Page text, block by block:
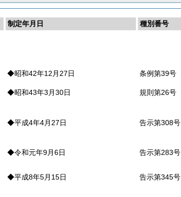
制定年月日
種別番号
◆昭和42年12月27日
条例第39号
◆昭和43年3月30日 規則第26号
◆平成4年4月27日 告示第308号
◆令和元年9月6日 告示第283号
◆平成8年5月15日 告示第345号